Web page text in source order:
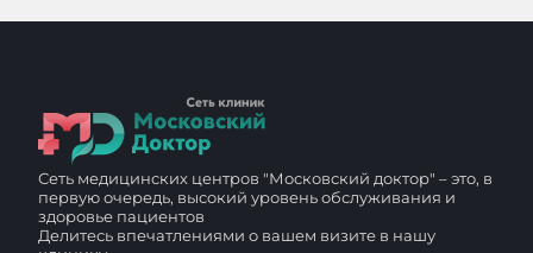
Сеть медицинских центров "Московский доктор" – это, в
первую очередь, высокий уровень обслуживания и
здоровье пациентов
Делитесь впечатлениями о вашем визите в нашу